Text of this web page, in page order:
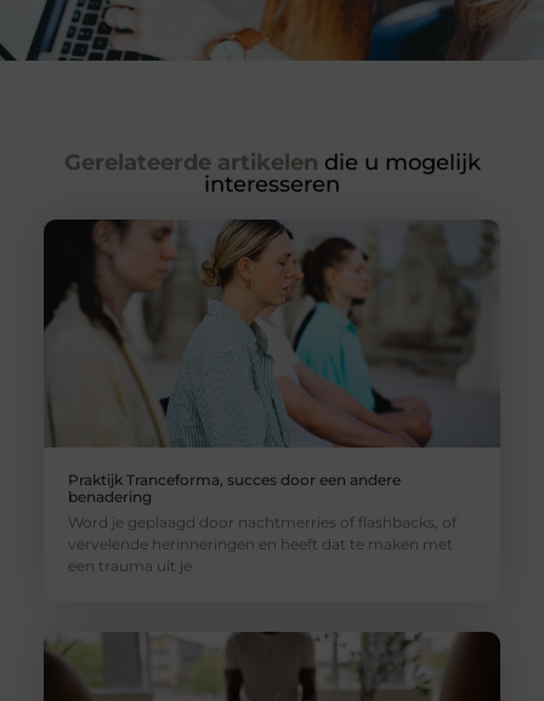
Gerelateerde artikelen die u mogelijk
interesseren
Praktijk Tranceforma, succes door een andere
benadering
Word je geplaagd door nachtmerries of flashbacks, of
vervelende herinneringen en heeft dat te maken met
een trauma uit je